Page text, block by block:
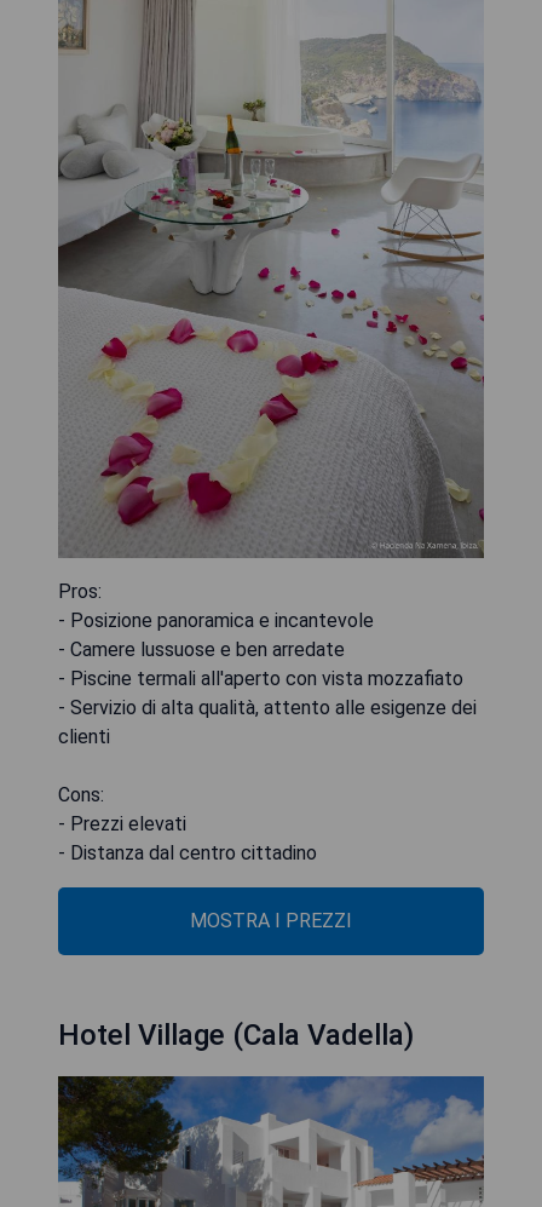
Pros:
- Posizione panoramica e incantevole
- Camere lussuose e ben arredate
- Piscine termali all'aperto con vista mozzafiato
- Servizio di alta qualità, attento alle esigenze dei
clienti
Cons:
- Prezzi elevati
- Distanza dal centro cittadino
MOSTRA I PREZZI
Hotel Village (Cala Vadella)